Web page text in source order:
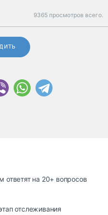
9365 просмотров всего.
ответят на 20+ вопросов
отслеживания